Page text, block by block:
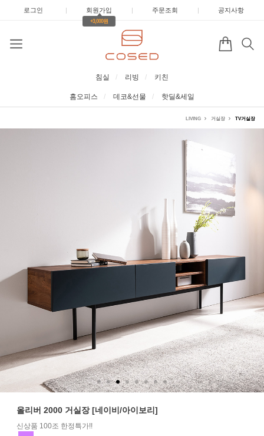
로그인 | 회원가입 |
+3,000원
주문조회 | 공지사항
침실 리빙 키친
홈오피스 데코&선물 핫딜&세일
LIVING 거실장 TV거실장
올리버 2000 거실장 [네이비/아이보리]
신상품 100조 한정특가!!